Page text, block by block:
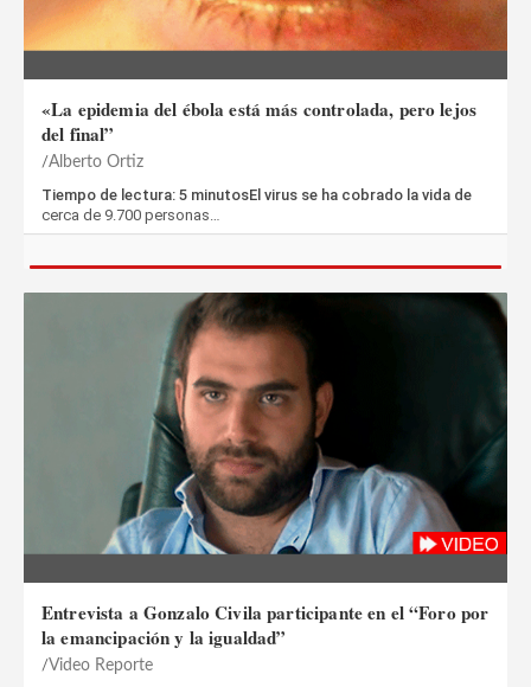
«La epidemia del ébola está más controlada, pero lejos
del final”
Alberto Ortiz
Tiempo de lectura: 5 minutosEl virus se ha cobrado la vida de
cerca de 9.700 personas…
Entrevista a Gonzalo Civila participante en el “Foro por
la emancipación y la igualdad”
Video Reporte